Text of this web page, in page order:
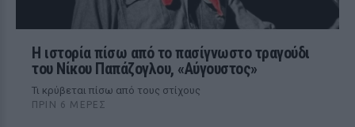
Η ιστορία πίσω από το πασίγνωστο τραγούδι
του Νίκου Παπάζογλου, «Αύγουστος»
Τι κρύβεται πίσω από τους στίχους
ΠΡΙΝ 6 ΜΈΡΕΣ